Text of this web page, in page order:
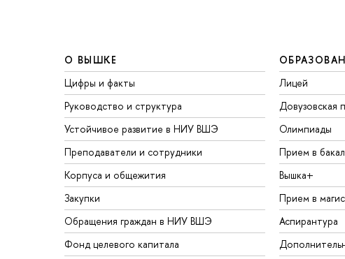
О ВЫШКЕ
Цифры и факты
Руководство и структура
Устойчивое развитие в НИУ ВШЭ
Преподаватели и сотрудники
Корпуса и общежития
Закупки
Обращения граждан в НИУ ВШЭ
Фонд целевого капитала
Лицей
Довузовская
Олимпиады
Прием в
Вышка+
Прием в
Аспирантура